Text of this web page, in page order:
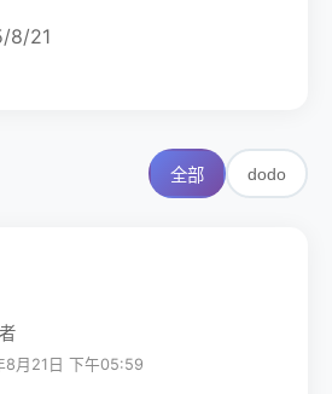
8/21
全部 dodo
8月21日 下午05:59